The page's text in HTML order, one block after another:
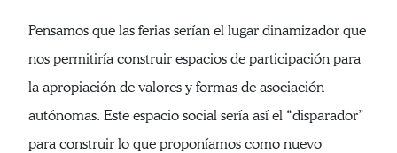
Pensamos que las ferias serían el lugar dinamizador que
nos permitiría construir espacios de participación para
la apropiación de valores y formas de asociación
autónomas. Este espacio social sería así el “disparador”
para construir lo que proponíamos como nuevo